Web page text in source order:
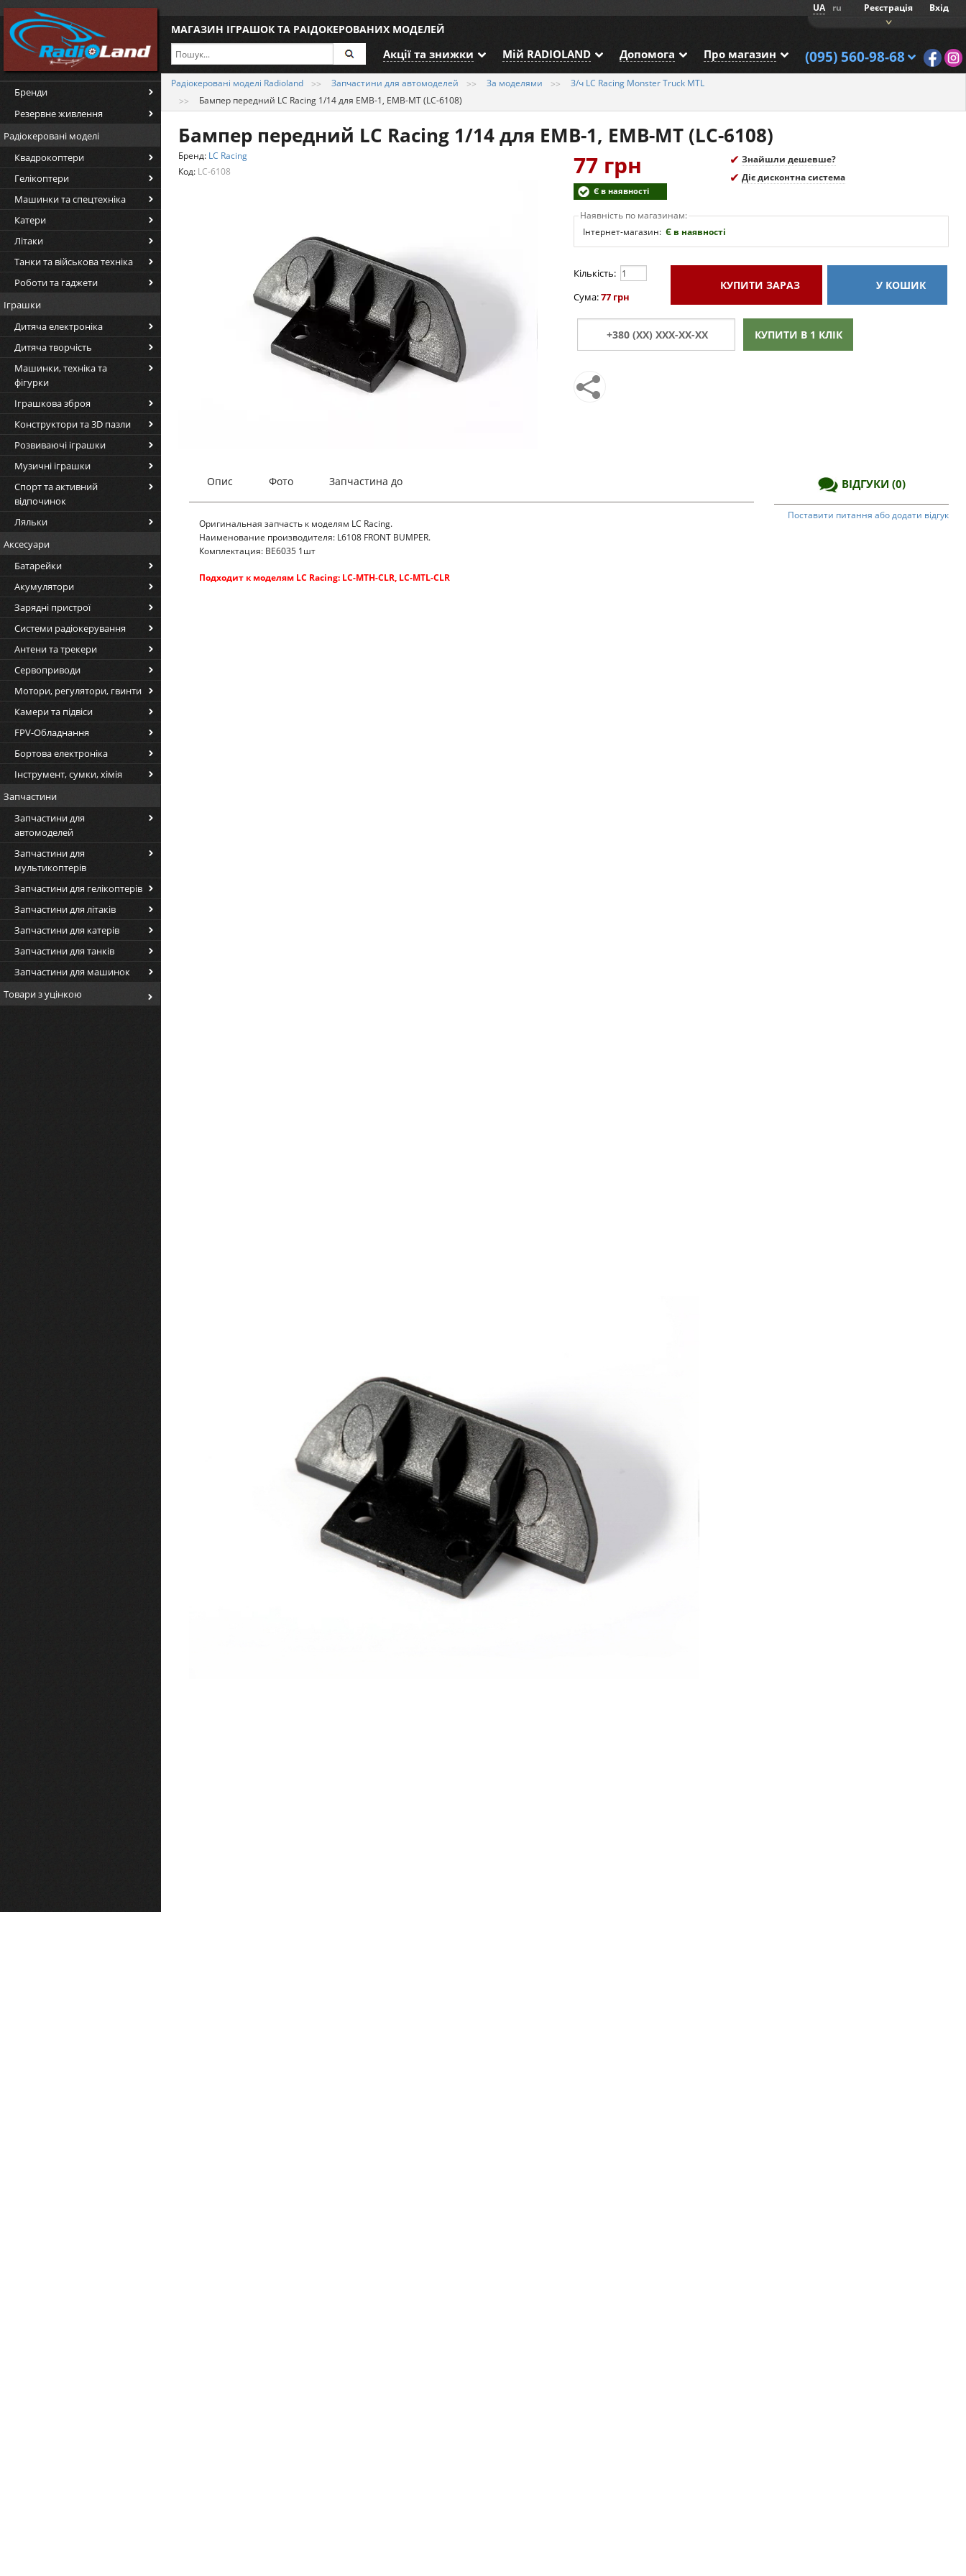
UA ru Реєстрація Вхід
МАГАЗИН ІГРАШОК ТА РАІДОКЕРОВАНИХ МОДЕЛЕЙ
Акції та знижки Мій RADIOLAND Допомога Про магазин (095) 560-98-68
Бренди
Резервне живлення
Радіокеровані моделі
Квадрокоптери
Гелікоптери
Машинки та спецтехніка
Катери
Літаки
Танки та військова техніка
Роботи та гаджети
Іграшки
Дитяча електроніка
Дитяча творчість
Машинки, техніка та
фігурки
Іграшкова зброя
Конструктори та 3D пазли
Розвиваючі іграшки
Музичні іграшки
Спорт та активний
відпочинок
Ляльки
Аксесуари
Батарейки
Акумулятори
Зарядні пристрої
Системи радіокерування
Антени та трекери
Сервоприводи
Мотори, регулятори, гвинти
Камери та підвіси
FPV-Обладнання
Бортова електроніка
Інструмент, сумки, хімія
Запчастини
Запчастини для
автомоделей
Запчастини для
мультикоптерів
Запчастини для гелікоптерів
Запчастини для літаків
Запчастини для катерів
Запчастини для танків
Запчастини для машинок
Товари з уцінкою
Радіокеровані моделі Radioland Запчастини для автомоделей За моделями
З/ч LC Racing Monster Truck MTL
Бампер передний LC Racing 1/14 для EMB-1, EMB-MT (LC-6108)
Бампер передний LC Racing 1/14 для EMB-1, EMB-MT (LC-6108)
Бренд: LC Racing
Код: LC-6108 77 грн
Є в наявності
Знайшли дешевше?
Діє дисконтна система
Наявність по магазинам:
Інтернет-магазин: Є в наявності
Кількість:
Сума:77 грн
КУПИТИЗАРАЗ У КОШИК
КУПИТИ В 1 КЛІК
Опис Фото Запчастина до
Оригинальная запчасть к моделям LC Racing.
Наименование производителя: L6108 FRONT BUMPER.
Комплектация: BE6035 1шт
Подходит к моделям LC Racing: LC-MTH-CLR, LC-MTL-CLR
ВІДГУКИ (0)
Поставити питання або додати відгук